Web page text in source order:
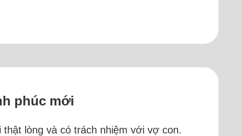
phúc mới
lòng và có trách nhiệm với vợ con.